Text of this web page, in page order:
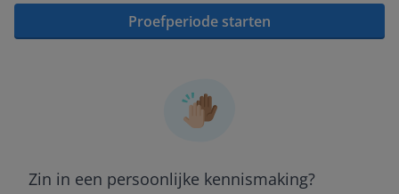
Proefperiode starten
Zin in een persoonlijke kennismaking?